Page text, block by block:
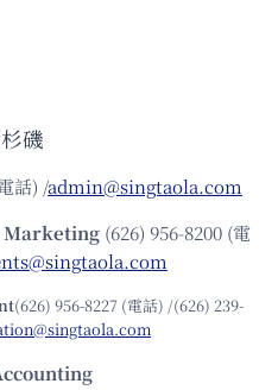
磯
話) /admin@singtaola.com
(626) 956-8200 (電
(626) 956-8227 (電話) /(626) 239-